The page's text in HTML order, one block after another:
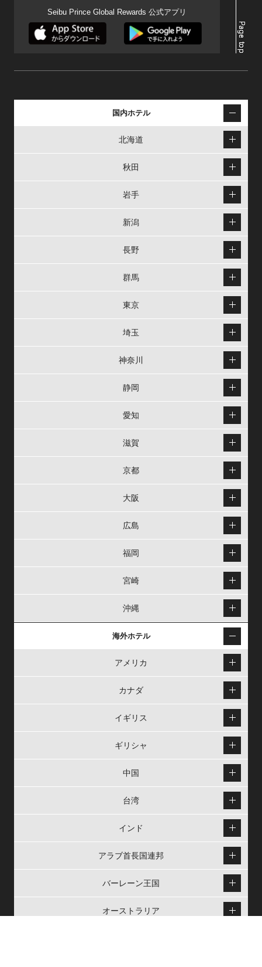
Seibu Prince Global Rewards 公式アプリ
国内ホテル
北海道
秋田
岩手
新潟
長野
群馬
東京
埼玉
神奈川
静岡
愛知
滋賀
京都
大阪
広島
福岡
宮崎
沖縄
海外ホテル
アメリカ
カナダ
イギリス
ギリシャ
中国
台湾
インド
アラブ首長国連邦
バーレーン王国
オーストラリア